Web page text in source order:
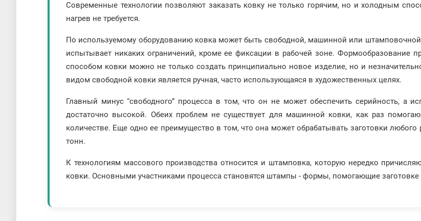
Современные технологии позволяют заказать ковку не только горячим, но и холодным
нагрев не требуется.
По используемому оборудованию ковка может быть свободной, машинной или
испытывает никаких ограничений, кроме ее фиксации в рабочей зоне. Формообразование
способом ковки можно не только создать принципиально новое изделие, но и
видом свободной ковки является ручная, часто использующаяся в художественных целях.
Главный минус “свободного” процесса в том, что он не может обеспечить серийность, а
достаточно высокой. Обеих проблем не существует для машинной ковки, как раз
количестве. Еще одно ее преимущество в том, что она может обрабатывать заготовки
тонн.
К технологиям массового производства относится и штамповка, которую нередко
ковки. Основными участниками процесса становятся штампы - формы, помогающие заготовке